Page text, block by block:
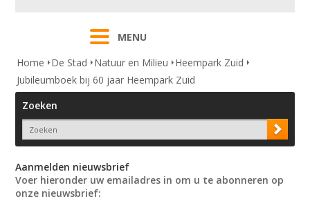
MENU
Home
De Stad Natuur en Milieu
Heempark Zuid
Jubileumboek bij 60 jaar Heempark Zuid
Zoeken
Aanmelden nieuwsbrief
Voer hieronder uw emailadres in om u te abonneren op
onze nieuwsbrief: